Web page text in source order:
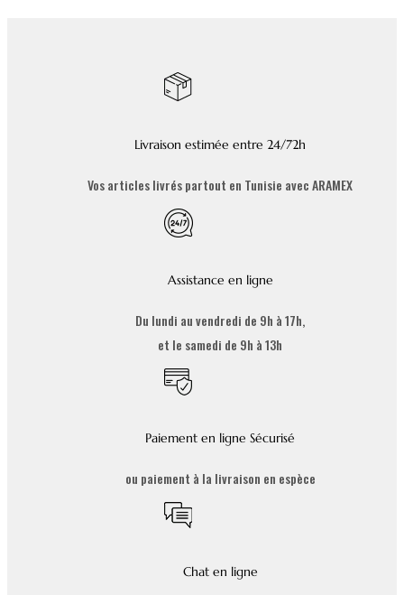
Livraison estimée entre 24/72h
Vos articles livrés partout en Tunisie avec ARAMEX
Assistance en ligne
Du lundi au vendredi de 9h à 17h,
et le samedi de 9h à 13h
Paiement en ligne Sécurisé
ou paiement à la livraison en espèce
Chat en ligne